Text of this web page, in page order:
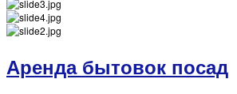
Аренда бытовок посад